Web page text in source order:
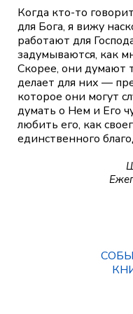
Когда кто-то
для Бога, я вижу
работают для
задумываются, как
Скорее, они думают
делает для них —
которое они могут
думать о Нем и Его
любить его, как
единственного